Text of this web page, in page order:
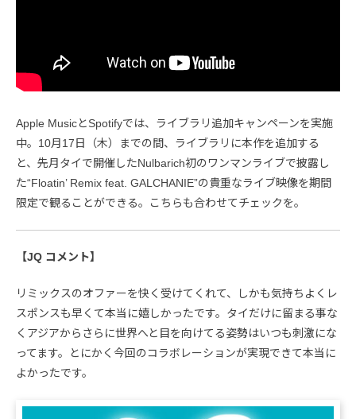
Apple MusicとSpotifyでは、ライブラリ追加キャンペーンを実施
中。10月17日（木）までの間、ライブラリに本作を追加する
と、先月タイで開催したNulbarich初のワンマンライブで披露し
た“Floatin’ Remix feat. GALCHANIE”の貴重なライブ映像を期間
限定で観ることができる。こちらも合わせてチェックを。
【JQ コメント】
リミックスのオファーを快く受けてくれて、しかも気持ちよくレ
スポンスも早くて本当に嬉しかったです。タイだけに留まる事な
くアジアからさらに世界へと目を向けてる姿勢はいつも刺激にな
ってます。とにかく今回のコラボレーションが実現できて本当に
よかったです。